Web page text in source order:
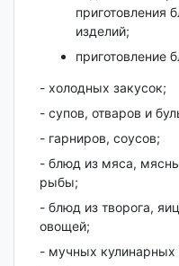
приготовления
изделий;
приготовление
- холодных закусок;
- супов, отваров и
- гарниров, соусов;
- блюд из мяса,
рыбы;
- блюд из творога,
овощей;
- мучных кулинарных